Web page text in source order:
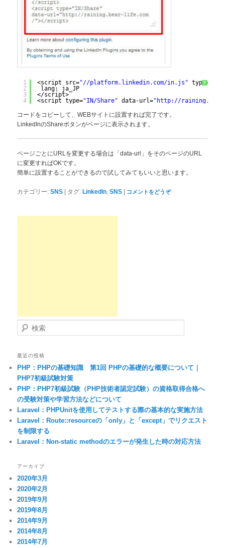
?
1
2
3
4
<script src="//platform.linkedin.com/in.js" type=
lang: ja_JP
</script>
<script type="IN/Share" data-url="http://
コードをコピーして、WEBサイトに設置すれば完了です。
LinkedInのShareボタンがページに表示されます。
ページごとにURLを変更する場合は「data-url」をそのページのURL
に変更すればOKです。
簡単に設置することができるので試してみてもいいと思います。
カテゴリー: SNS | タグ: LinkedIn ,SNS | コメントをどうぞ
検索
最近の投稿
PHP：PHPの基礎知識 第1回 PHPの基礎的な概要について｜
PHP7初級試験対策
PHP：PHP7初級試験（PHP技術者認定試験）の資格取得合格へ
の受験対策や学習方法などについて
Laravel：PHPUnitを使用してテストする際の基本的な実施方法
Laravel：Route::resourceの「only」と「except」でリクエスト
を制限する
Laravel：Non-static methodのエラーが発生した時の対応方法
アーカイブ
2020年3月
2020年2月
2019年9月
2019年8月
2014年9月
2014年8月
2014年7月